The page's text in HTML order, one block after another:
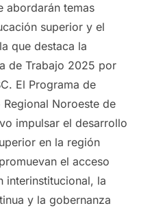
abordarán temas
superior y el
que destaca la
de Trabajo 2025 por
El Programa de
Noroeste de
impulsar el desarrollo
en la región
el acceso
interinstitucional, la
y la gobernanza